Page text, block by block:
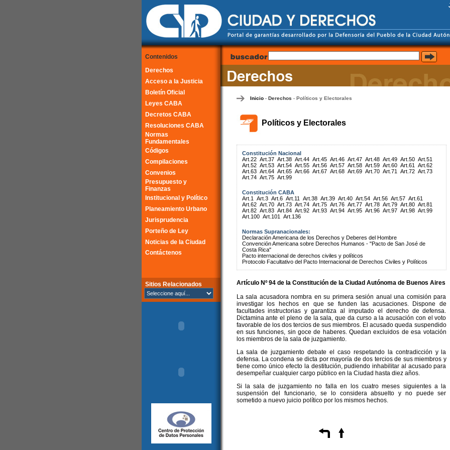
Contenidos
Derechos
Acceso a la Justicia
Boletín Oficial
Leyes CABA
Decretos CABA
Resoluciones CABA
Normas
Fundamentales
Códigos
Compilaciones
Convenios
Presupuesto y
Finanzas
Institucional y Político
Planeamiento Urbano
Jurisprudencia
Porteño de Ley
Noticias de la Ciudad
Contáctenos
Sitios Relacionados
Inicio- Derechos - Políticos y Electorales
Políticos y Electorales
Constitución Nacional
Art.22 Art.37 Art.38 Art.44 Art.45 Art.46 Art.47 Art.48 Art.49 Art.50 Art.51
Art.52 Art.53 Art.54 Art.55 Art.56 Art.57 Art.58 Art.59 Art.60 Art.61
Art.62
Art.63 Art.64 Art.65 Art.66 Art.67 Art.68 Art.69 Art.70 Art.71 Art.72 Art.73
Art.74 Art.75 Art.99
Constitución CABA
Art.1
Art.3 Art.6 Art.11 Art.38 Art.39 Art.40 Art.54 Art.56 Art.57 Art.61
Art.62 Art.70 Art.73 Art.74 Art.75 Art.76 Art.77 Art.78 Art.79 Art.80 Art.81
Art.82 Art.83 Art.84 Art.92 Art.93 Art.94 Art.95 Art.96 Art.97 Art.98 Art.99
Art.100 Art.101 Art.136
Normas Supranacionales:
Declaración Americana de los Derechos y Deberes del Hombre
Convención Americana sobre Derechos Humanos - "Pacto de San José de
Costa Rica"
Pacto internacional de derechos civiles y políticos
Protocolo Facultativo del Pacto Internacional de Derechos Civiles y Políticos
Artículo Nº 94 de la Constituciónde la Ciudad Autónoma de Buenos Aires
La sala acusadora nombra en su primera sesión anual una comisión para
investigar los hechos en que se funden las acusaciones. Dispone de
facultades instructorias y garantiza al imputado el derecho de defensa.
Dictamina ante el pleno de la sala, que da curso a la acusación con el voto
favorable de los dos tercios de sus miembros. El acusado queda suspendido
en sus funciones, sin goce de haberes. Quedan excluidos de esa votación
los miembros de la sala de juzgamiento.
La sala de juzgamiento debate el caso respetando la contradicción y la
defensa. La condena se dicta por mayoría de dos tercios de sus miembros y
tiene como único efecto la destitución, pudiendo inhabilitar al acusado para
desempeñar cualquier cargo público en la Ciudad hasta diez años.
Si la sala de juzgamiento no falla en los cuatro meses siguientes a la
suspensión del funcionario, se lo considera absuelto y no puede ser
sometido a nuevo juicio político por los mismos hechos.